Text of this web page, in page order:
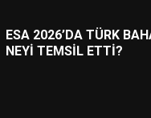
ESA 2026’DA TÜRK
NEYİ TEMSİL ETTİ?